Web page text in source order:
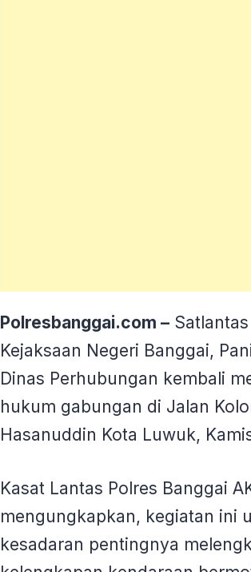
Polresbanggai.com –
Kejaksaan Negeri Banggai,
Dinas Perhubungan kembali
hukum gabungan di Jalan
Hasanuddin Kota Luwuk,
Kasat Lantas Polres Banggai
mengungkapkan, kegiatan ini
kesadaran pentingnya